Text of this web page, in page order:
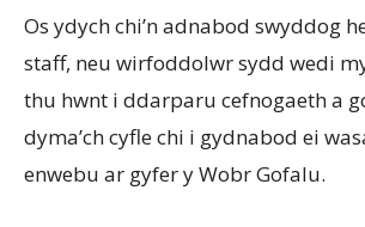
Os ydych chi’n adnabod swyddog
staff, neu wirfoddolwr sydd wedi
thu hwnt i ddarparu cefnogaeth a
dyma’ch cyfle chi i gydnabod ei
enwebu ar gyfer y Wobr Gofalu.